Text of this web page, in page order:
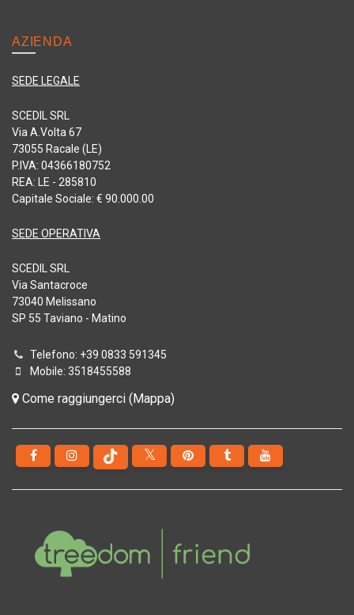
AZIENDA
SEDE LEGALE
SCEDIL SRL
Via A.Volta 67
73055 Racale (LE)
P.IVA: 04366180752
REA: LE - 285810
Capitale Sociale: € 90.000.00
SEDE OPERATIVA
SCEDIL SRL
Via Santacroce
73040 Melissano
SP 55 Taviano - Matino
Telefono: +39 0833 591345
Mobile: 3518455588
Come raggiungerci (Mappa)